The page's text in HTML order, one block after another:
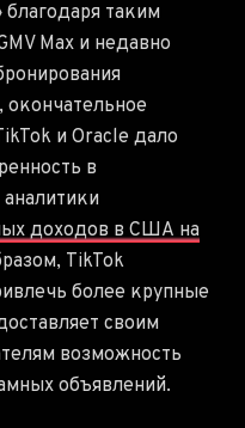
таким
Max и недавно
и Oracle дало
в
доходов в США на
TikTok
более крупные
своим
возможность
объявлений.